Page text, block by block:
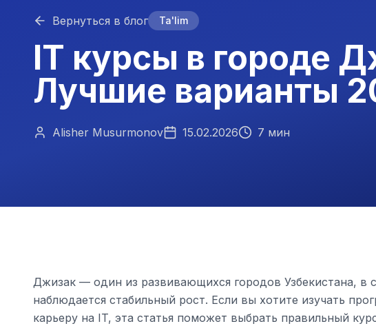
Вернуться в блог Ta'lim
IT курсы в городе
Лучшие варианты
Alisher Musurmonov 15.02.2026 7 мин
Джизак — один из развивающихся городов Узбекистана, в
наблюдается стабильный рост. Если вы хотите изучать
карьеру на IT, эта статья поможет выбрать правильный